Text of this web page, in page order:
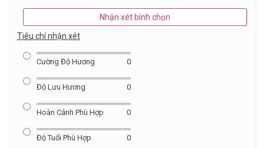
Nhận xét bình chọn
Tiêu chí nhận xét
Cường Độ Hương 0
Độ Lưu Hương 0
Hoàn Cảnh Phù Hợp 0
Độ Tuổi Phù Hợp 0